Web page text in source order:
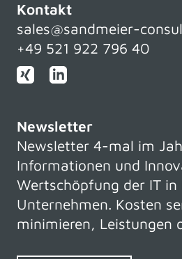
Kontakt
sales@sandmeier-
+49 521 922 796 40
Newsletter
Newsletter 4-mal im
Informationen und
Wertschöpfung der IT in
Unternehmen. Kosten
minimieren, Leistungen